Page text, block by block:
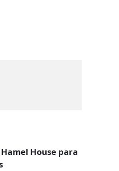
House para